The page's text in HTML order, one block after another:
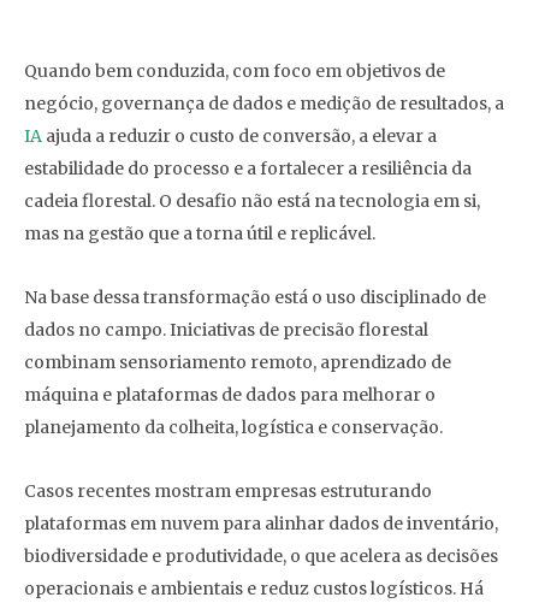
Quando bem conduzida, com foco em objetivos de
negócio, governança de dados e medição de resultados, a
IA ajuda a reduzir o custo de conversão, a elevar a
estabilidade do processo e a fortalecer a resiliência da
cadeia florestal. O desafio não está na tecnologia em si,
mas na gestão que a torna útil e replicável.
Na base dessa transformação está o uso disciplinado de
dados no campo. Iniciativas de precisão florestal
combinam sensoriamento remoto, aprendizado de
máquina e plataformas de dados para melhorar o
planejamento da colheita, logística e conservação.
Casos recentes mostram empresas estruturando
plataformas em nuvem para alinhar dados de inventário,
biodiversidade e produtividade, o que acelera as decisões
operacionais e ambientais e reduz custos logísticos. Há